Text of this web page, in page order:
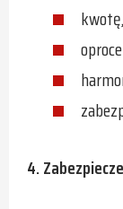
kwotę,
4.